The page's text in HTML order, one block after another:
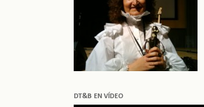
DT&B EN VÍDEO